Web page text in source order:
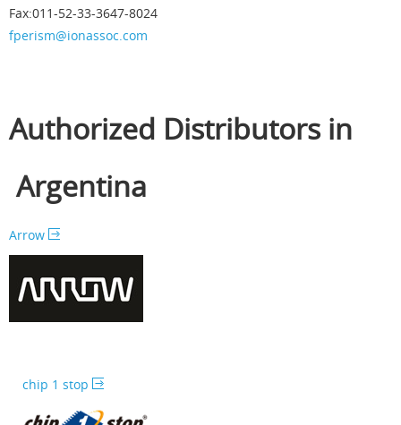
Fax:011-52-33-3647-8024
fperism@ionassoc.com
Authorized Distributors in
Argentina
Arrow
chip 1 stop